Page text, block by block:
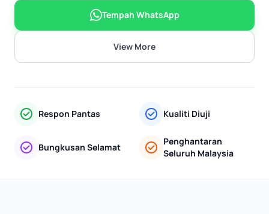
Tempah WhatsApp
View More
Respon Pantas Kualiti Diuji
Bungkusan Selamat
Penghantaran
Seluruh Malaysia